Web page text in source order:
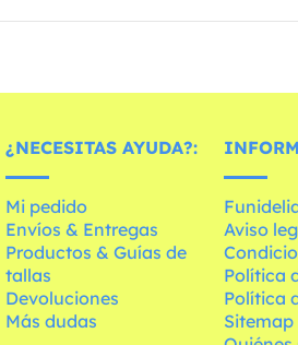
¿NECESITAS AYUDA?:
Mi pedido
Envíos & Entregas
Productos & Guías de
tallas
Devoluciones
Más dudas
Aviso
Política
Política
Sitemap